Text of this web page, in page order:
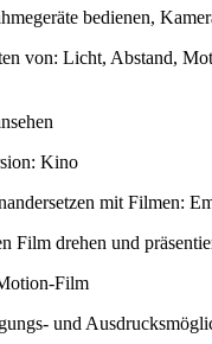
bedienen,
von: Licht, Abstand,
Kino
mit Filmen:
Film drehen und
Film
und